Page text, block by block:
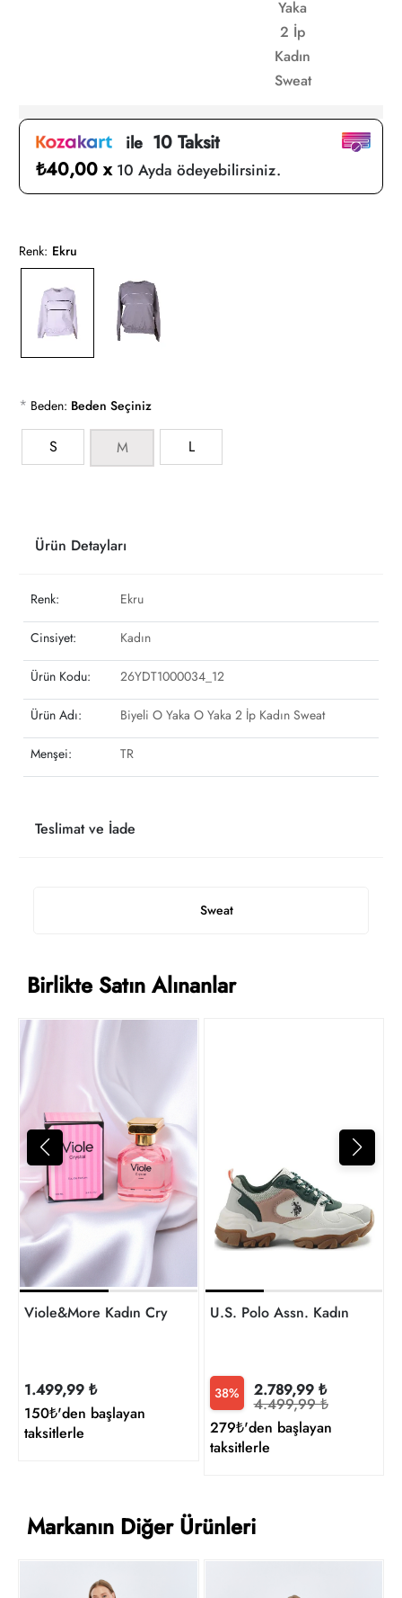
Yaka
2 İp
Kadın
Sweat
ile10 Taksit
₺40,00 x 10 Ayda ödeyebilirsiniz.
Renk: Ekru
* Beden: Beden Seçiniz
S M L
Sweat
Ürün Detayları
Renk: Ekru
Cinsiyet: Kadın
Ürün Kodu: 26YDT1000034_12
Ürün Adı: Biyeli O Yaka O Yaka 2 İp Kadın Sweat
Menşei: TR
Teslimat ve İade
Birlikte Satın Alınanlar
Viole&More Kadın Crystal 100 Ml Edc
1.499,99 ₺
150₺'den başlayan
taksitlerle
U.S. Polo Assn. Kadın
38% 2.789,99 ₺
4.499,99 ₺
279₺'den başlayan
taksitlerle
Markanın Diğer Ürünleri